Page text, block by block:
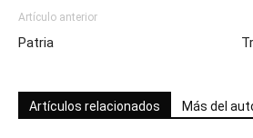
Artículo anterior
Patria
Artículos relacionados Más del